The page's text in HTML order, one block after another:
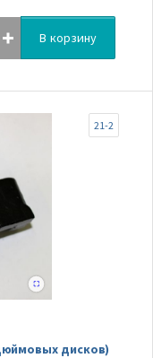
В корзину
дисков)
21-2